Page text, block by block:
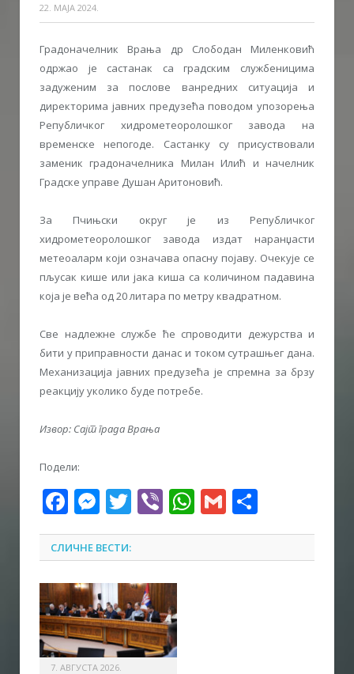
22. МАЈА 2024.
Градоначелник Врања др Слободан Миленковић
одржао је састанак са градским службеницима
задуженим за послове ванредних ситуација и
директорима јавних предузећа поводом упозорења
Републичког хидрометеоролошког завода на
временске непогоде. Састанку су присуствовали
заменик градоначелника Милан Илић и начелник
Градске управе Душан Аритоновић.
За Пчињски округ је из Републичког
хидрометеоролошког завода издат наранџасти
метеоаларм који означава опасну појаву. Очекује се
пљусак кише или јака киша са количином падавина
која је већа од 20 литара по метру квадратном.
Све надлежне службе ће спроводити дежурства и
бити у приправности данас и током сутрашњег дана.
Механизација јавних предузећа је спремна за брзу
реакцију уколико буде потребе.
Извор: Сајт града Врања
Подели:
Facebook
Messenger
Twitter
ViberWhatsApp
Gmail
СЛИЧНЕ ВЕСТИ:
7. АВГУСТА 2026.